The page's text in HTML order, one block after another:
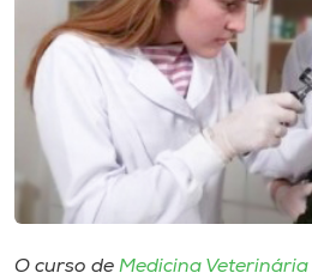
CPA
Biblioteca
Editora
O curso de Medicina Veterinária